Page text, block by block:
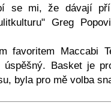
se mi, že dávají
Greg
favoritem Maccabi
úspěšný. Basket je
byla pro mě volba